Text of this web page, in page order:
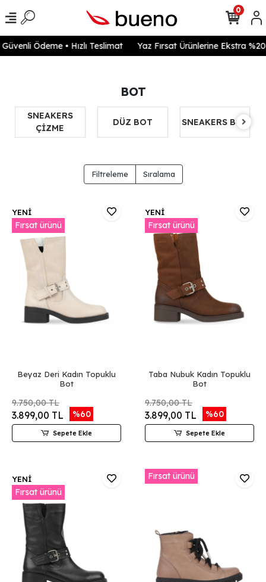
Ödeme • Hızlı Teslimat Yaz Fırsat Ürünlerine Ekstra %20
0
BOT
SNEAKERS
ÇİZME
DÜZ BOT SNEAKERS BOT
Filtreleme Sıralama
YENİ
Fırsat ürünü
Beyaz Deri Kadın Topuklu
Bot
9.750,00 TL
3.899,00 TL %60
Sepete Ekle
YENİ
Fırsat ürünü
Taba Nubuk Kadın Topuklu
Bot
9.750,00 TL
3.899,00 TL %60
Sepete Ekle
YENİ
Fırsat ürünü
Fırsat ürünü